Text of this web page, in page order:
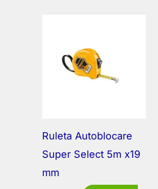
Ruleta Autoblocare
Super Select 5m x19
mm